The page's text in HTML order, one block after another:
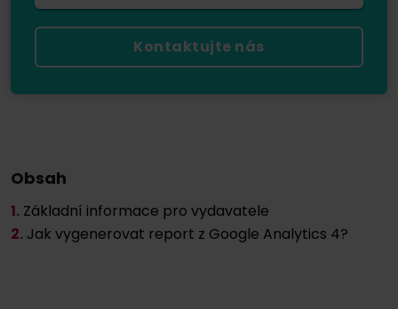
Kontaktujte nás
Obsah
1. Základní informace pro vydavatele
2. Jak vygenerovat report z Google Analytics 4?